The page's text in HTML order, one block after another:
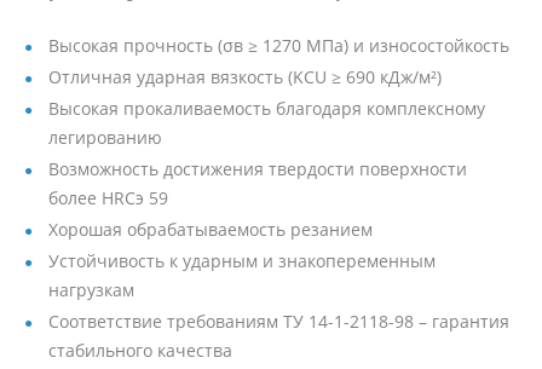
Высокая прочность (σв ≥ 1270 МПа) и износостойкость
Отличная ударная вязкость (KCU ≥ 690 кДж/м²)
Высокая прокаливаемость благодаря комплексному
легированию
Возможность достижения твердости поверхности
более HRCэ 59
Хорошая обрабатываемость резанием
Устойчивость к ударным и знакопеременным
нагрузкам
Соответствие требованиям ТУ 14-1-2118-98 – гарантия
стабильного качества